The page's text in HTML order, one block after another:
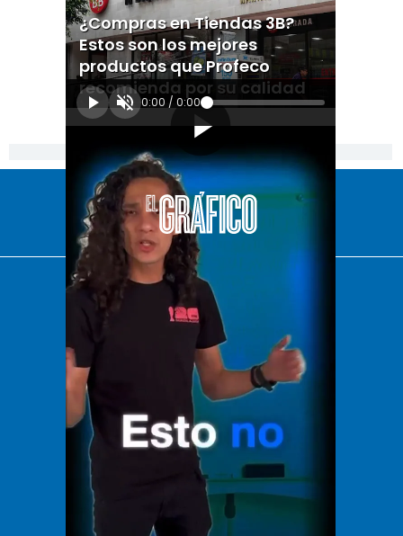
¿Compras en Tiendas 3B?
Estos son los mejores
productos que Profeco
recomienda por su calidad
0:00 / 0:00
[Publicidad]
El Universal
Vive USA
Clase
De 10 sports
DeDinero
Confabulario